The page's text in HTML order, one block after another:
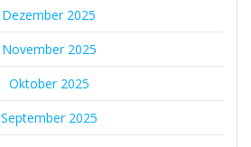
Dezember 2025
November 2025
Oktober 2025
September 2025